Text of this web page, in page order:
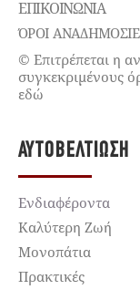
ΕΠΙΚΟΙΝΩΝΊΑ
ΌΡΟΙ
© Επιτρέπεται η
συγκεκριμένους
εδώ
ΑΥΤΟΒΕΛΤΊΩΣΗ
Ενδιαφέροντα
Καλύτερη Ζωή
Μονοπάτια
Πρακτικές